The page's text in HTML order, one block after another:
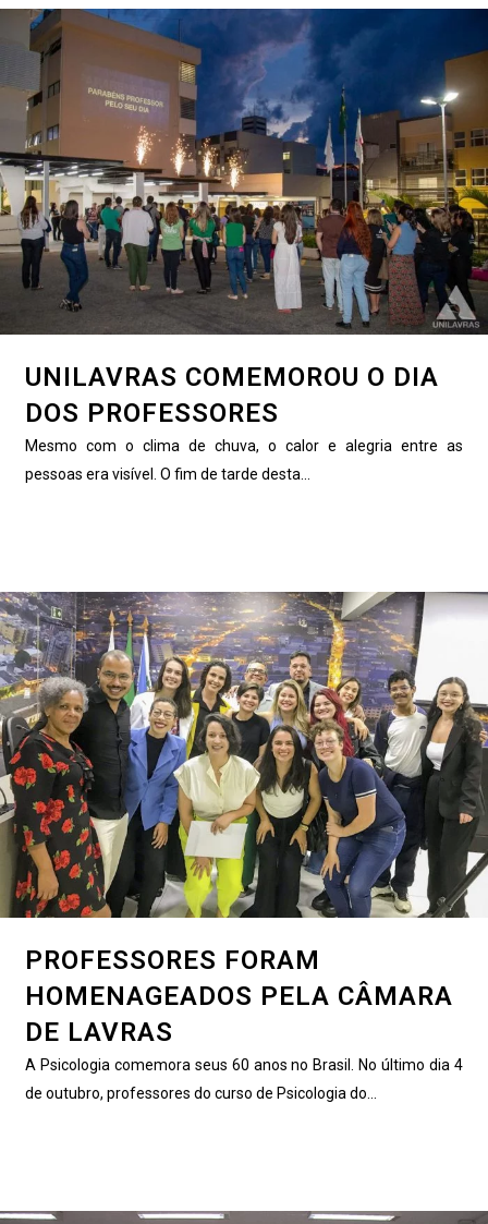
UNILAVRAS COMEMOROU O DIA
DOS PROFESSORES
Mesmo com o clima de chuva, o calor e alegria entre as
pessoas era visível. O fim de tarde desta...
PROFESSORES FORAM
HOMENAGEADOS PELA CÂMARA
DE LAVRAS
A Psicologia comemora seus 60 anos no Brasil. No último dia 4
de outubro, professores do curso de Psicologia do...